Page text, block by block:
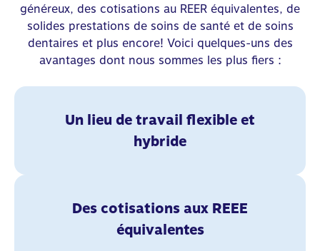
généreux, des cotisations au REER équivalentes, de
solides prestations de soins de santé et de soins
dentaires et plus encore! Voici quelques-uns des
avantages dont nous sommes les plus fiers :
Un lieu de travail flexible et
hybride
Des cotisations aux REEE
équivalentes